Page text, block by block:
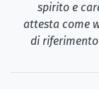
spirito e
attesta come
di